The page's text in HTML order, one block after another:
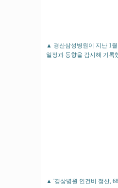
▲ 경산삼성병원이 지난 1
일정과 동향을 감시해 기록
▲ '경상병원 인건비 정산,